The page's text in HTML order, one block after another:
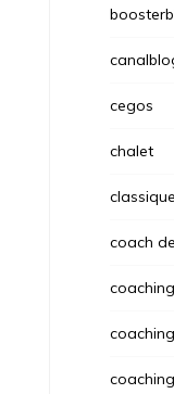
cegos
chalet
classique
coach